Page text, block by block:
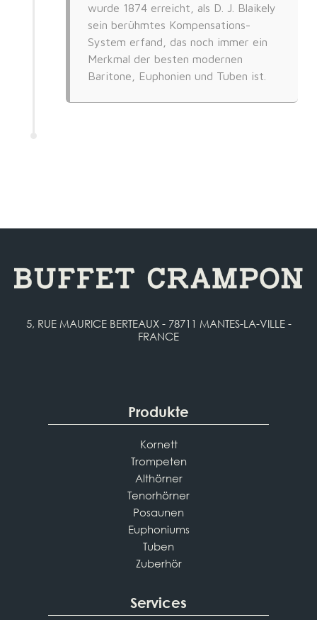
wurde 1874 erreicht, als D. J. Blaikely
sein berühmtes Kompensations-
System erfand, das noch immer ein
Merkmal der besten modernen
Baritone, Euphonien und Tuben ist.
5, RUE MAURICE BERTEAUX - 78711 MANTES-LA-VILLE -
FRANCE
Produkte
Kornett
Trompeten
Althörner
Tenorhörner
Posaunen
Euphoniums
Tuben
Zuberhör
Services